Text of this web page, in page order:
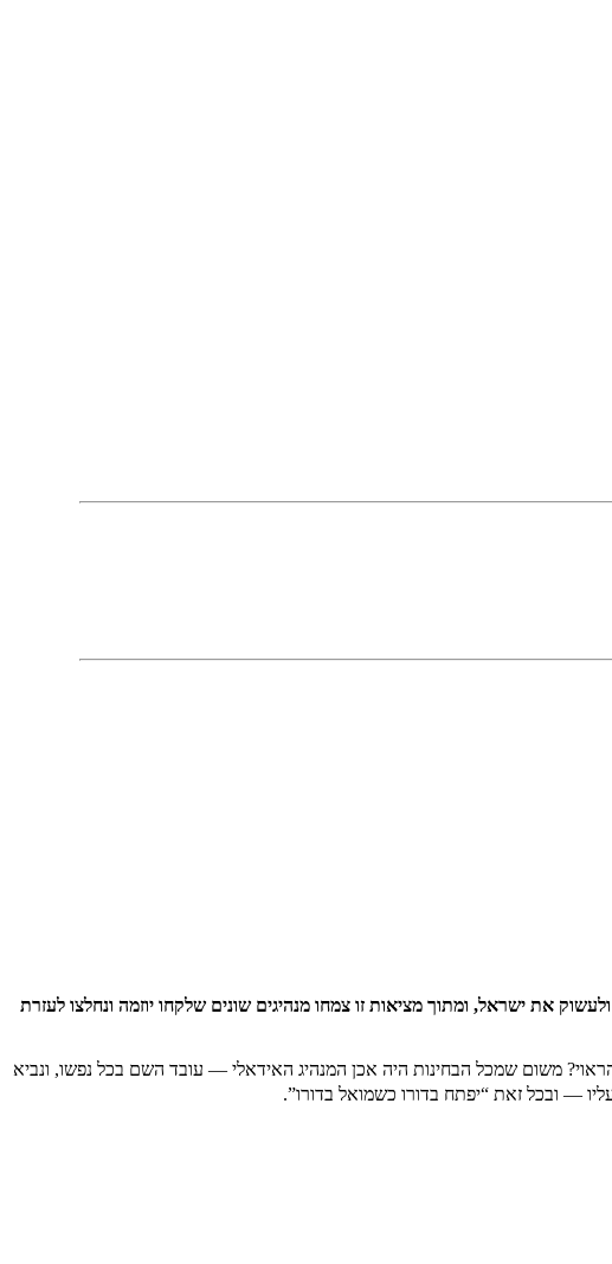
כי אז ה' לא יצליח לשלוח לנו את הזיווג שלנו. בהצלחה
פרטים בדף צור קשר ונצרף אתכם לרשימת התפוצה
את ישראל, ומתוך מציאות זו צמחו מנהיגים שונים שלקחו יוזמה ונחלצו לעזרת
משום שמכל הבחינות היה אכן המנהיג האידאלי — עובד השם בכל נפשו, ונביא
— ובכל זאת “יפתח בדורו כשמואל בדורו”.